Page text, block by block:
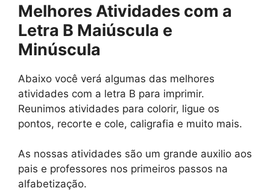
Melhores Atividades com a
Letra B Maiúscula e
Minúscula
Abaixo você verá algumas das melhores
atividades com a letra B para imprimir.
Reunimos atividades para colorir, ligue os
pontos, recorte e cole, caligrafia e muito mais.
As nossas atividades são um grande auxilio aos
pais e professores nos primeiros passos na
alfabetização.